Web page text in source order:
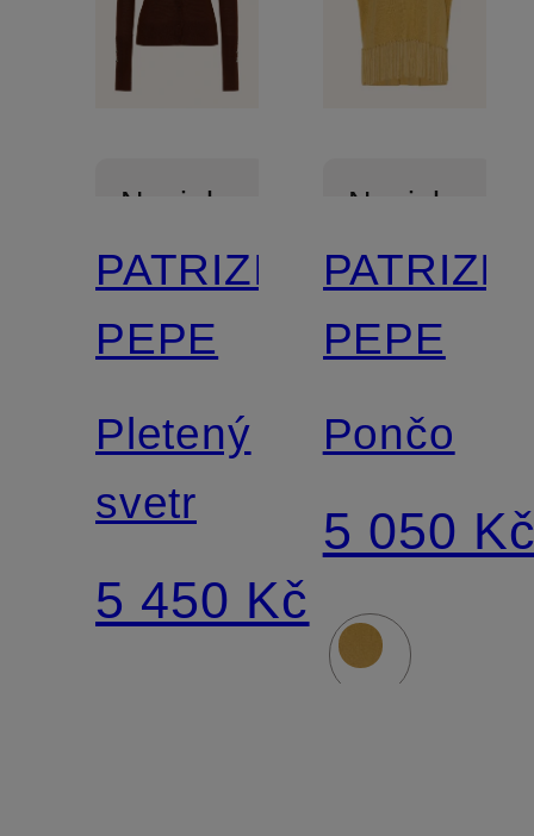
Novinka
PATRIZIA
PEPE
Pletený
svetr
5 450 Kč
Novinka
PATRIZIA
PEPE
Pončo
5 050